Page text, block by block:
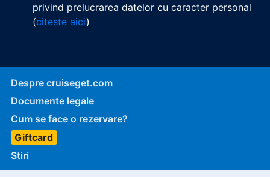
privind prelucrarea datelor cu caracter personal
(citeste aici)
Despre cruiseget.com
Documente legale
Cum se face o rezervare?
Giftcard
Stiri